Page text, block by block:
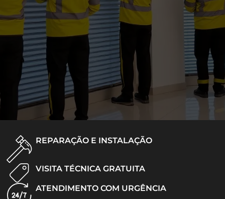
REPARAÇÃO E INSTALAÇÃO
VISITA TÉCNICA GRATUITA
ATENDIMENTO COM URGÊNCIA